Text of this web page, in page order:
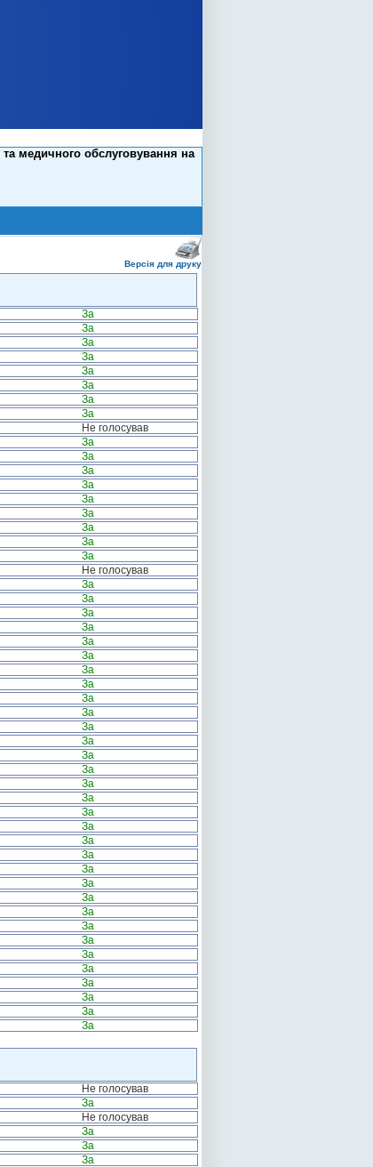
медичного обслуговування на
Версія для друку
За
За
За
За
За
За
За
За
Не голосував
За
За
За
За
За
За
За
За
За
Не голосував
За
За
За
За
За
За
За
За
За
За
За
За
За
За
За
За
За
За
За
За
За
За
За
За
За
За
За
За
За
За
За
За
Не голосував
За
Не голосував
За
За
За